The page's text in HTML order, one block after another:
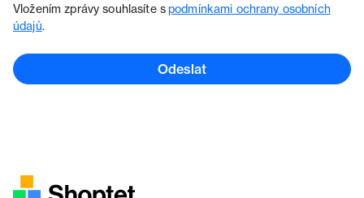
Vložením zprávy souhlasíte spodmínkami ochrany osobních
údajů.
Odeslat